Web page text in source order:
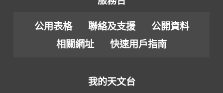
公用表格 聯絡及支援
公開資料
相關網址
快速用戶指南
我的天文台